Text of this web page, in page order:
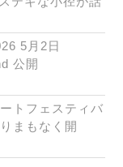
5月2日
公開
トフェスティバ
まもなく開